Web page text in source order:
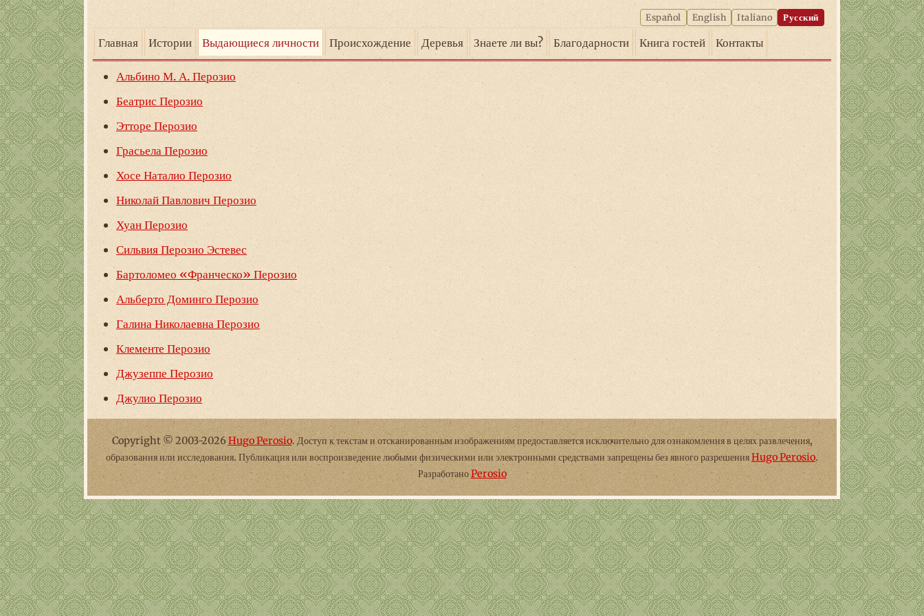
Español English Italiano Русский
Главная Истории Выдающиеся личности Происхождение Деревья Знаете ли вы? Благодарности Книга гостей Контакты
Альбино М. А. Перозио
Беатрис Перозио
Этторе Перозио
Грасьела Перозио
Хосе Наталио Перозио
Николай Павлович Перозио
Хуан Перозио
Сильвия Перозио Эстевес
Бартоломео «Франческо» Перозио
Альберто Доминго Перозио
Галина Николаевна Перозио
Клементе Перозио
Джузеппе Перозио
Джулио Перозио
Copyright © 2003-2026Hugo Perosio. Доступ к текстам и отсканированным изображениям предоставляется исключительно для ознакомления в целях развлечения,
образования или исследования. Публикация или воспроизведение любыми физическими или электронными средствами запрещены без явного разрешенияHugo Perosio.
РазработаноPerosio